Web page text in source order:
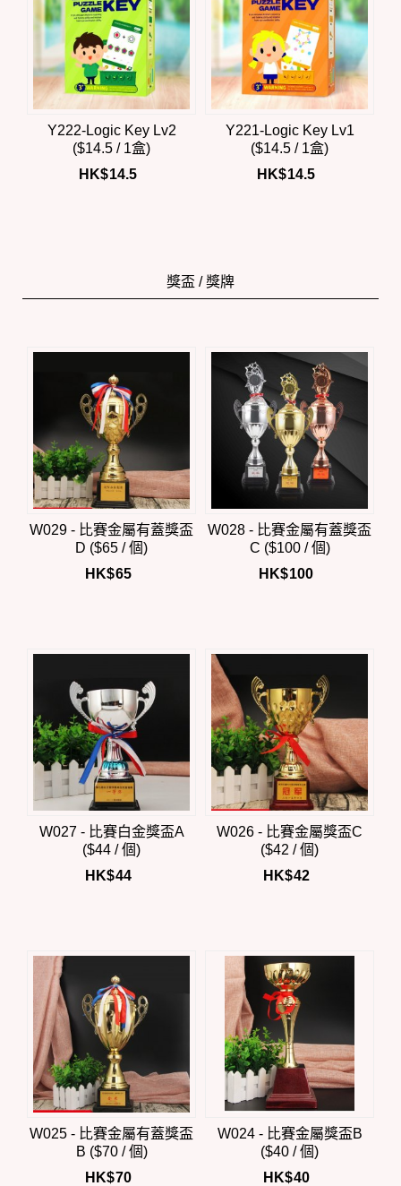
Y222-Logic Key Lv2
($14.5 / 1盒)
HK$14.5
Y221-Logic Key Lv1
($14.5 / 1盒)
HK$14.5
獎盃 / 獎牌
W029 - 比賽金屬有蓋獎盃
D ($65 / 個)
HK$65
W028 - 比賽金屬有蓋獎盃
C ($100 / 個)
HK$100
W027 - 比賽白金獎盃A
($44 / 個)
HK$44
W026 - 比賽金屬獎盃C
($42 / 個)
HK$42
W025 - 比賽金屬有蓋獎盃
B ($70 / 個)
HK$70
W024 - 比賽金屬獎盃B
($40 / 個)
HK$40